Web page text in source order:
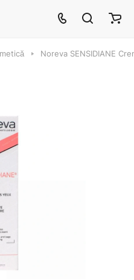
Noreva SENSIDIANE